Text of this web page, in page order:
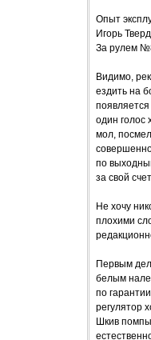
Опыт
Игорь
За рулем
Видимо,
ездить на
один голос
мол,
по
за свой
Не хочу
плохими
Первым
белым
по
регулятор
Шкив